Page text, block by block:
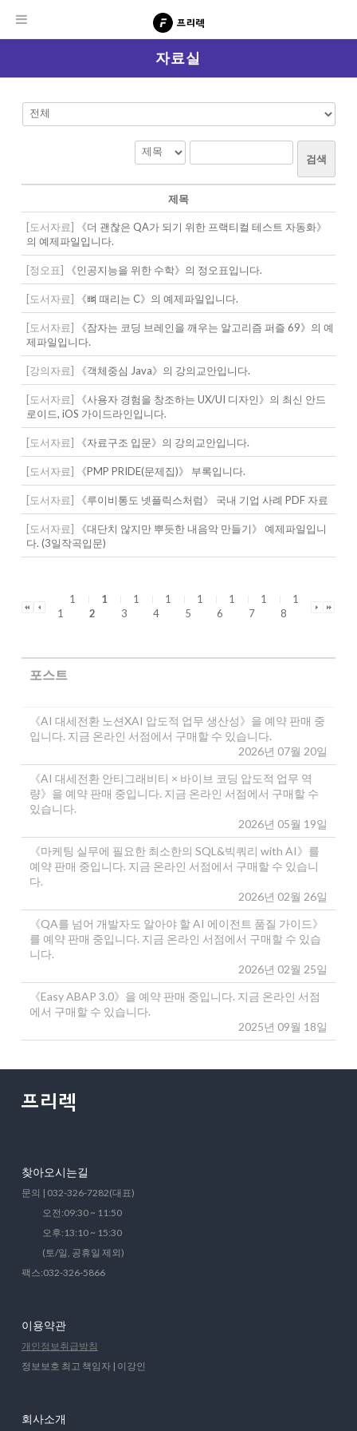
자료실
검색
제목
[도서자료]
《더 괜찮은 QA가 되기 위한 프랙티컬 테스트 자동화》
의 예제파일입니다.
[정오표] 《인공지능을 위한 수학》의 정오표입니다.
[도서자료] 《뼈 때리는 C》의 예제파일입니다.
[도서자료]
《잠자는 코딩 브레인을 깨우는 알고리즘 퍼즐 69》의 예
제파일입니다.
[강의자료] 《객체중심 Java》의 강의교안입니다.
[도서자료]
《사용자 경험을 창조하는 UX/UI 디자인》의 최신 안드
로이드, iOS 가이드라인입니다.
[도서자료] 《자료구조 입문》의 강의교안입니다.
[도서자료] 《PMP PRIDE(문제집)》 부록입니다.
[도서자료] 《루이비통도 넷플릭스처럼》 국내 기업 사례 PDF 자료
[도서자료]
《대단치 않지만 뿌듯한 내음악 만들기》 예제파일입니
다. (3일작곡입문)
1
1
1
2
1
3
1
4
1
5
1
6
1
7
1
8
포스트
《AI 대세전환 노션XAI 압도적 업무 생산성》을 예약 판매 중
입니다. 지금 온라인 서점에서 구매할 수 있습니다.
2026년 07월 20일
《AI 대세전환 안티그래비티 × 바이브 코딩 압도적 업무 역
량》을 예약 판매 중입니다. 지금 온라인 서점에서 구매할 수
있습니다.
2026년 05월 19일
《마케팅 실무에 필요한 최소한의 SQL&빅쿼리 with AI》를
예약 판매 중입니다. 지금 온라인 서점에서 구매할 수 있습니
다.
2026년 02월 26일
《QA를 넘어 개발자도 알아야 할 AI 에이전트 품질 가이드》
를 예약 판매 중입니다. 지금 온라인 서점에서 구매할 수 있습
니다.
2026년 02월 25일
《Easy ABAP 3.0》을 예약 판매 중입니다. 지금 온라인 서점
에서 구매할 수 있습니다.
2025년 09월 18일
찾아오시는길
문의 | 032-326-7282(대표)
오전:09:30 ~ 11:50
오후:13:10 ~ 15:30
(토/일, 공휴일 제외)
팩스:032-326-5866
이용약관
개인정보취급방침
정보보호 최고 책임자 | 이강인
회사소개